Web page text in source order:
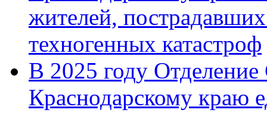
жителей,
техногенных катастроф
В 2025 году
Краснодарскому краю